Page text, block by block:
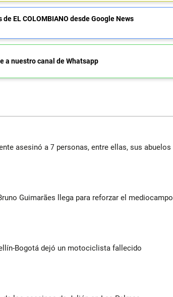
EL COLOMBIANO desde Google News
a nuestro canal de Whatsapp
asesinó a 7 personas, entre ellas, sus abuelos
Guimarães llega para reforzar el mediocampo
Bogotá dejó un motociclista fallecido